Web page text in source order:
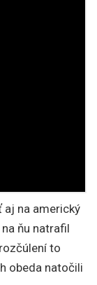
aj na americký
ňu natrafil
to
obeda natočili